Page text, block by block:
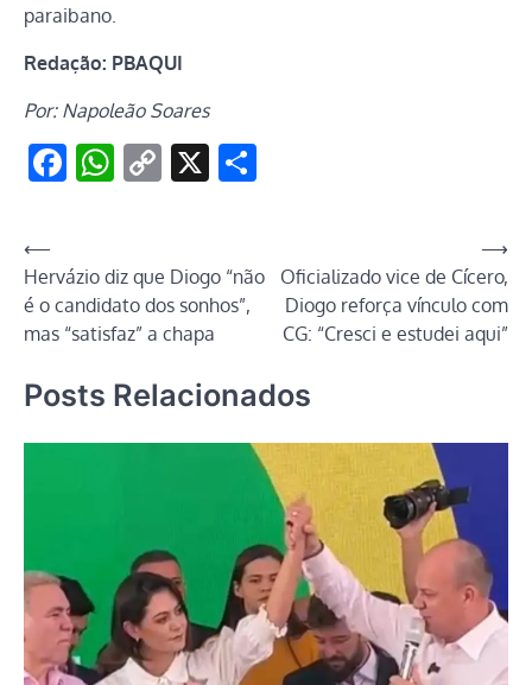
paraibano.
Redação: PBAQUI
Por: Napoleão Soares
Facebook
WhatsApp
Copy
X
Navegação
de
Post
⟵
Hervázio diz que Diogo “não
é o candidato dos sonhos”,
mas “satisfaz” a chapa
Oficializado vice de Cícero,
Diogo reforça vínculo com
CG: “Cresci e estudei aqui”
⟶
Posts Relacionados